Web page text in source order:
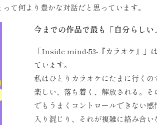
て何より豊かな対話だと思っています。
今までの作品で最も「自分らしい
「Inside mind-53-『カラオケ』」
ています。
私はひとりカラオケにたまに行く
楽しい、落ち着く、解放される。
でもうまくコントロールできない
入り混じり、それが複雑に絡み合い